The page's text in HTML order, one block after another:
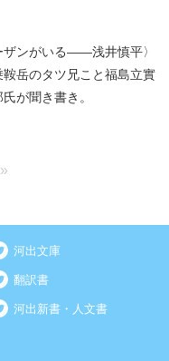
ザンがいる――浅井慎平〉
岳のタツ兄こと福島立實
が聞き書き。
»
河出文庫
翻訳書
河出新書・人文書